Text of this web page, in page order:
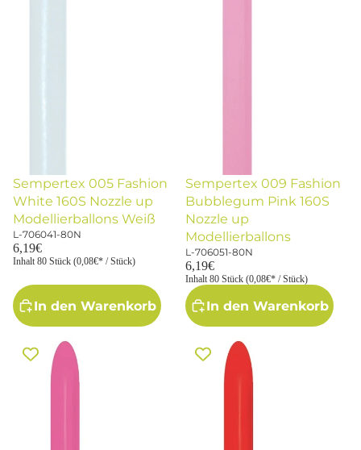
Sempertex 005 Fashion
White 160S Nozzle up
Modellierballons Weiß
L-706041-80N
6,19€
Inhalt 80 Stück (0,08€* / Stück)
In den Warenkorb
Sempertex 009 Fashion
Bubblegum Pink 160S
Nozzle up
Modellierballons
L-706051-80N
6,19€
Inhalt 80 Stück (0,08€* / Stück)
In den Warenkorb
Sempertex 012 Fashion Fuchsia
160S Nozzle up
Modellierballons Magenta
Sempertex 015 Fashion Red
160S Nozzle up
Modellierballons Rot